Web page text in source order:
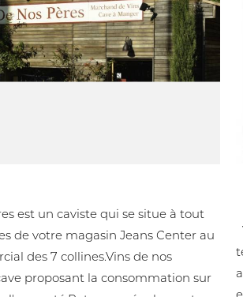
est un caviste qui se situe à tout
de votre magasin Jeans Center au
des 7 collines.Vins de nos
proposant la consommation sur